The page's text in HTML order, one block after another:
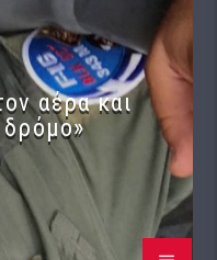
αέρα και